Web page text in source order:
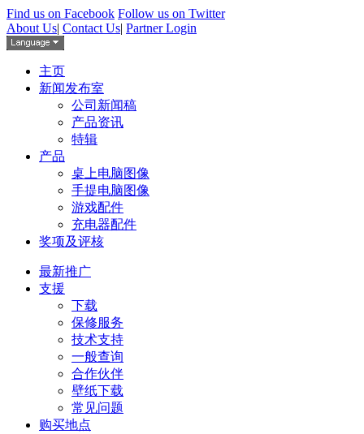
Find us on Facebook Follow us on Twitter
About Us| Contact Us| Partner Login
主页
新闻发布室
公司新闻稿
产品资讯
特辑
产品
桌上电脑图像
手提电脑图像
游戏配件
充电器配件
奖项及评核
最新推广
支援
下载
保修服务
技术支持
一般查询
合作伙伴
壁纸下载
常见问题
购买地点